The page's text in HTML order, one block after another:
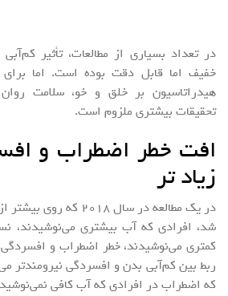
در تعداد بسیاری از مطالعات، تأثیر
خفیف اما قابل دقت بوده است. اما برای
هیدراتاسیون بر خلق و خو، سلامت روان
تحقیقات بیشتری ملزوم است.
افت خطر اضطراب و
زیاد تر
شد، افرادی که آب بیشتری می‌نوشیدند،
کمتری می‌نوشیدند، خطر اضطراب و
ربط بین کم‌آبی بدن و افسردگی نیرومندتر
که اضطراب در افرادی که آب کافی